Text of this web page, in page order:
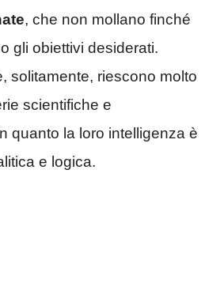
, che non mollano finché
gli obiettivi desiderati.
solitamente, riescono molto
scientifiche e
quanto la loro intelligenza è
e logica.